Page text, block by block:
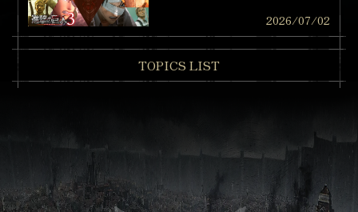
2026/07/02
TOPICS LIST